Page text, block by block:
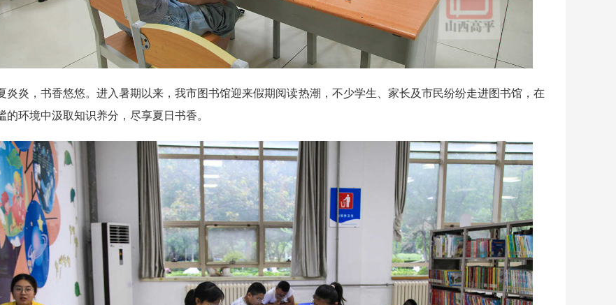
炎，书香悠悠。进入暑期以来，我市图书馆迎来假期阅读热潮，不少学生、家长及市民纷纷走进图书馆，在
的环境中汲取知识养分，尽享夏日书香。